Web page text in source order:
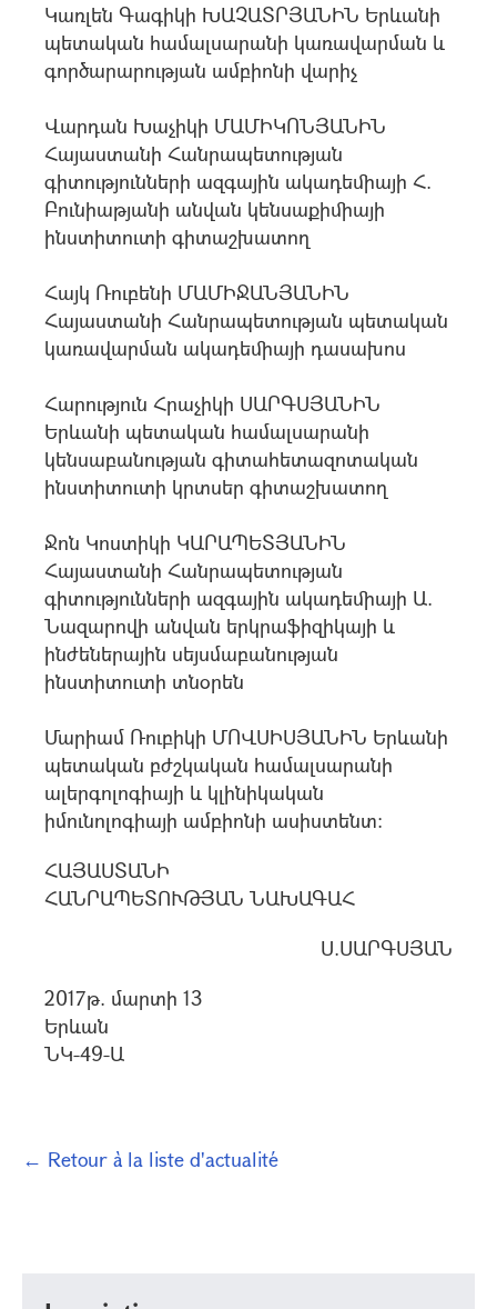
Կառլեն Գագիկի ԽԱՉԱՏՐՅԱՆԻՆ Երևանի
պետական համալսարանի կառավարման և
գործարարության ամբիոնի վարիչ
Վարդան Խաչիկի ՄԱՄԻԿՈՆՅԱՆԻՆ
Հայաստանի Հանրապետության
գիտությունների ազգային ակադեմիայի Հ.
Բունիաթյանի անվան կենսաքիմիայի
ինստիտուտի գիտաշխատող
Հայկ Ռուբենի ՄԱՄԻՋԱՆՅԱՆԻՆ
Հայաստանի Հանրապետության պետական
կառավարման ակադեմիայի դասախոս
Հարություն Հրաչիկի ՍԱՐԳՍՅԱՆԻՆ
Երևանի պետական համալսարանի
կենսաբանության գիտահետազոտական
ինստիտուտի կրտսեր գիտաշխատող
Ջոն Կոստիկի ԿԱՐԱՊԵՏՅԱՆԻՆ
Հայաստանի Հանրապետության
գիտությունների ազգային ակադեմիայի Ա.
Նազարովի անվան երկրաֆիզիկայի և
ինժեներային սեյսմաբանության
ինստիտուտի տնօրեն
Մարիամ Ռուբիկի ՄՈՎՍԻՍՅԱՆԻՆ Երևանի
պետական բժշկական համալսարանի
ալերգոլոգիայի և կլինիկական
իմունոլոգիայի ամբիոնի ասիստենտ:
ՀԱՅԱՍՏԱՆԻ
ՀԱՆՐԱՊԵՏՈՒԹՅԱՆ ՆԱԽԱԳԱՀ
Ս.ՍԱՐԳՍՅԱՆ
2017թ. մարտի 13
Երևան
ՆԿ-49-Ա
← Retour à la liste d'actualité